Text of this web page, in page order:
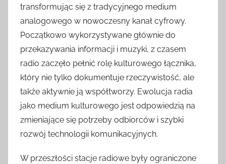
transformując się z tradycyjnego medium
analogowego w nowoczesny kanał cyfrowy.
Początkowo wykorzystywane głównie do
przekazywania informacji i muzyki, z czasem
radio zaczęło pełnić rolę kulturowego łącznika,
który nie tylko dokumentuje rzeczywistość, ale
także aktywnie ją współtworzy. Ewolucja radia
jako medium kulturowego jest odpowiedzią na
zmieniające się potrzeby odbiorców i szybki
rozwój technologii komunikacyjnych.
W przeszłości stacje radiowe były ograniczone